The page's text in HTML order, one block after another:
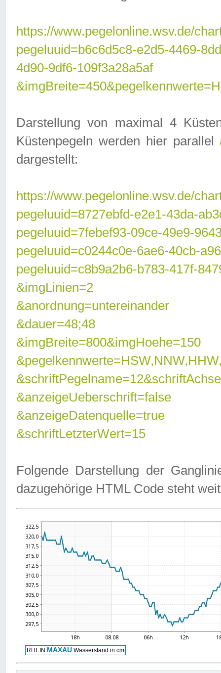
https://www.pegelonline.wsv.de/
pegeluuid=b6c6d5c8-e2d5-4469-
4d90-9df6-109f3a28a5af
Darstellung von maximal 4
Küstenpegeln werden hier parallel
dargestellt:
https://www.pegelonline.wsv.de/
pegeluuid=8727ebfd-e2e1-43da-
pegeluuid=7febef93-09ce-49e9-
pegeluuid=c0244c0e-6ae6-40cb-
pegeluuid=c8b9a2b6-b783-417f-
&imgLinien=2
&anordnung=untereinander
&dauer=48;48
&imgBreite=800&imgHoehe=150
&anzeigeUeberschrift=false
&anzeigeDatenquelle=true
&schriftLetzterWert=15
Folgende Darstellung der
dazugehörige HTML Code steht